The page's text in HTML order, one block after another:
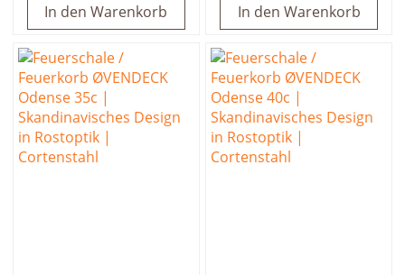
In den Warenkorb In den Warenkorb